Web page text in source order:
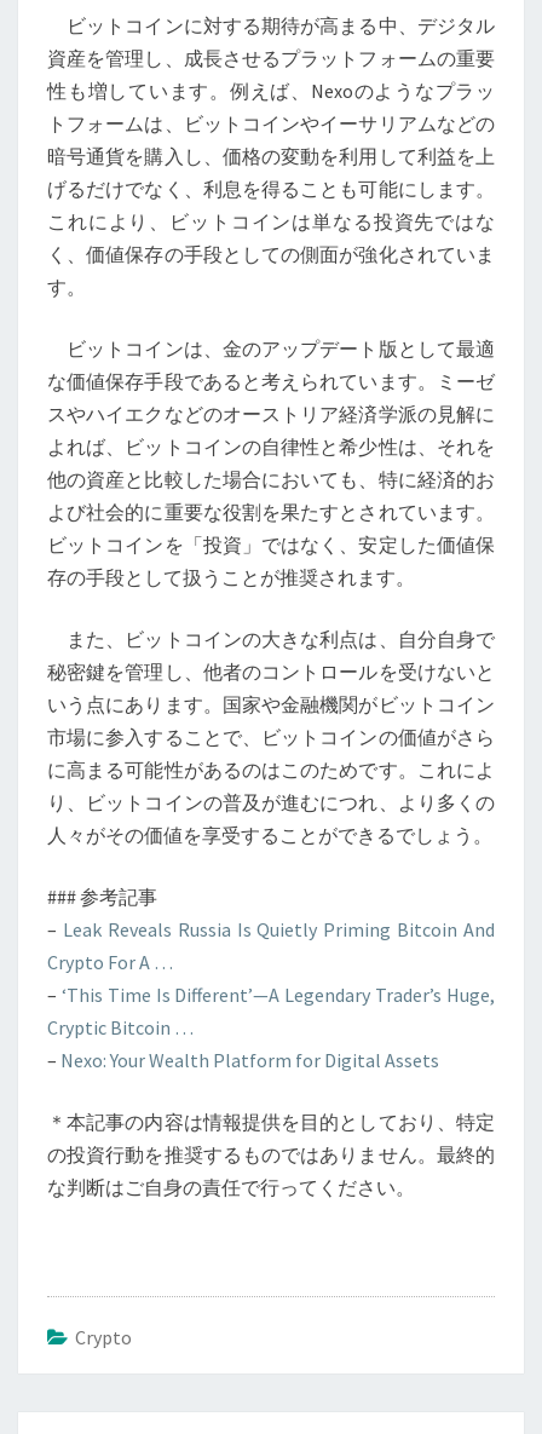
ら
見
る
新
た
な
展
望
ビットコインに対する期待が高まる中、デジタル
資産を管理し、成長させるプラットフォームの重要
性も増しています。例えば、Nexoのようなプラッ
トフォームは、ビットコインやイーサリアムなどの
暗号通貨を購入し、価格の変動を利用して利益を上
げるだけでなく、利息を得ることも可能にします。
これにより、ビットコインは単なる投資先ではな
く、価値保存の手段としての側面が強化されていま
す。
ビットコインは、金のアップデート版として最適
な価値保存手段であると考えられています。ミーゼ
スやハイエクなどのオーストリア経済学派の見解に
よれば、ビットコインの自律性と希少性は、それを
他の資産と比較した場合においても、特に経済的お
よび社会的に重要な役割を果たすとされています。
ビットコインを「投資」ではなく、安定した価値保
存の手段として扱うことが推奨されます。
また、ビットコインの大きな利点は、自分自身で
秘密鍵を管理し、他者のコントロールを受けないと
いう点にあります。国家や金融機関がビットコイン
市場に参入することで、ビットコインの価値がさら
に高まる可能性があるのはこのためです。これによ
り、ビットコインの普及が進むにつれ、より多くの
人々がその価値を享受することができるでしょう。
### 参考記事
– Leak Reveals Russia Is Quietly Priming Bitcoin And
Crypto For A …
– ‘This Time Is Different’—A Legendary Trader’s Huge,
Cryptic Bitcoin …
– Nexo: Your Wealth Platform for Digital Assets
＊本記事の内容は情報提供を目的としており、特定
の投資行動を推奨するものではありません。最終的
な判断はご自身の責任で行ってください。
Crypto